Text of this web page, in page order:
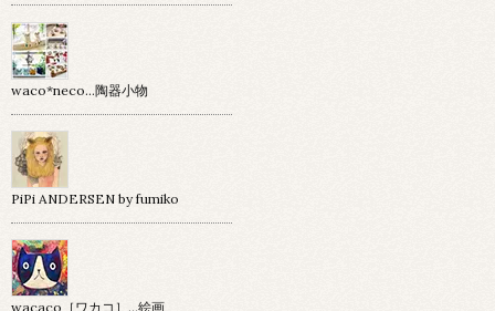
waco*neco...陶器小物
PiPi ANDERSEN by fumiko
wacaco［ワカコ］…絵画